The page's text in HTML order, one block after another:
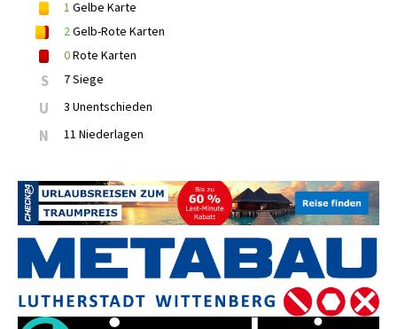
1 Gelbe Karte
2Gelb-Rote Karten
0Rote Karten
S 7 Siege
U 3 Unentschieden
N 11 Niederlagen